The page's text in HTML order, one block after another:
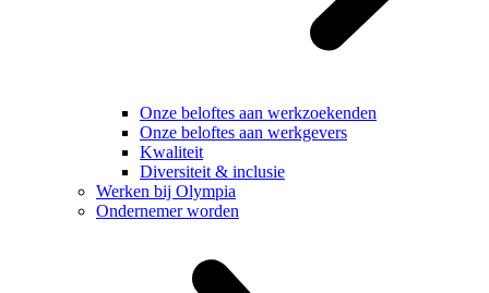
Onze beloftes aan werkzoekenden
Onze beloftes aan werkgevers
Kwaliteit
Diversiteit & inclusie
Werken bij Olympia
Ondernemer worden